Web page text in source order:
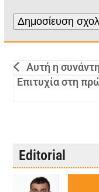
Αυτή η
Επιτυχία στη
Editorial